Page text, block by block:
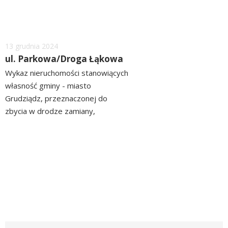
Dodano
13 grudnia 2024
ul. Parkowa/Droga Łąkowa
Wykaz nieruchomości stanowiących
własność gminy - miasto
Grudziądz, przeznaczonej do
zbycia w drodze zamiany,